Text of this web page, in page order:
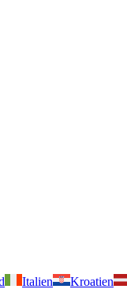
Italien Kroatien